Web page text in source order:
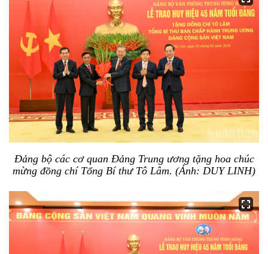
Đảng bộ các cơ quan Đảng Trung ương tặng hoa chúc
mừng đồng chí Tổng Bí thư Tô Lâm. (Ảnh: DUY LINH)